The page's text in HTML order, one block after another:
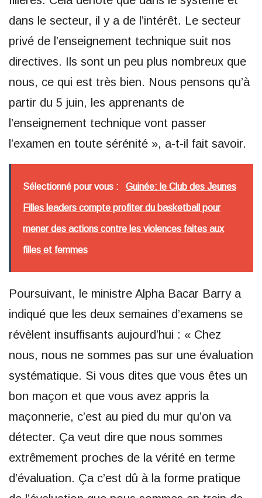
dans le secteur, il y a de l’intérêt. Le secteur
privé de l’enseignement technique suit nos
directives. Ils sont un peu plus nombreux que
nous, ce qui est très bien. Nous pensons qu’à
partir du 5 juin, les apprenants de
l’enseignement technique vont passer
l’examen en toute sérénité », a-t-il fait savoir.
Sélectionné pour vous : Guinée: le Club des Jeunes
Filles leaders compte profiter du basketball pour
mener des actions contre les violences faites aux
filles et femmes
Poursuivant, le ministre Alpha Bacar Barry a
indiqué que les deux semaines d’examens se
révèlent insuffisants aujourd’hui : « Chez
nous, nous ne sommes pas sur une évaluation
systématique. Si vous dites que vous êtes un
bon maçon et que vous avez appris la
maçonnerie, c’est au pied du mur qu’on va
détecter. Ça veut dire que nous sommes
extrêmement proches de la vérité en terme
d’évaluation. Ça c’est dû à la forme pratique